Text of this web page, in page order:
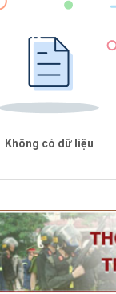
Không có dữ liệu